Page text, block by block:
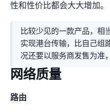
性和性价比都会大大增加。
比较少见的一款产品，相当
实现港台传输，比自己组
况还要以服务商发售为准，
网络质量
BGP路由